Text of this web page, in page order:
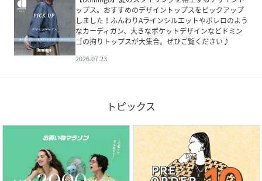
ップス。おすすめのデザイントップスをピックアップ
しました！ふんわりAラインシルエットやボレロのよう
なカーディガン、大きなポケットデザインなどドミン
ゴの拘りトップスが大集合。ぜひご覧ください♪
2026.07.23
トピックス